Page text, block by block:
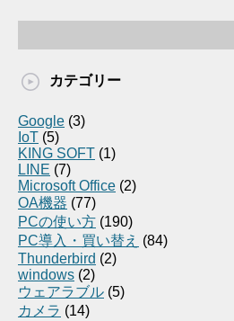
カテゴリー
Google (3)
IoT (5)
KING SOFT (1)
LINE (7)
Microsoft Office (2)
OA機器 (77)
PCの使い方 (190)
PC導入・買い替え (84)
Thunderbird (2)
windows (2)
ウェアラブル (5)
カメラ (14)